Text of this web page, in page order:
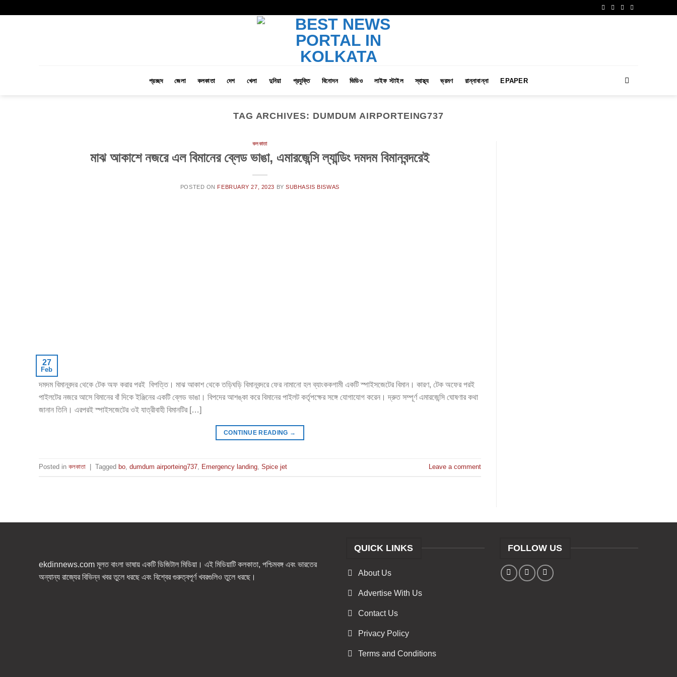
প্রচ্ছদ জেলা কলকাতা দেশ খেলা দুনিয়া প্রযুক্তি বিনোদন ভিডিও লাইফ স্টাইল স্বাস্থ্য ভ্রমণ রান্নাবান্না EPAPER
TAG ARCHIVES: DUMDUM AIRPORTEING737
কলকাতা
মাঝ আকাশে নজরে এল বিমানের ব্লেড ভাঙা, এমারজেন্সি ল্যান্ডিং দমদম বিমানবন্দরেই
POSTED ON FEBRUARY 27, 2023 BYSUBHASIS BISWAS
27
Feb
দমদম বিমানবন্দর থেকে টেক অফ করার পরই বিপত্তি। মাঝ আকাশ থেকে তড়িঘড়ি বিমানবন্দরে ফের নামানো হল ব্যাংককগামী একটি স্পাইসজেটের বিমান। কারণ, টেক অফের পরই
পাইলটের নজরে আসে বিমানের বাঁ দিকে ইঞ্জিনের একটি ব্লেড ভাঙা। বিপদের আশঙ্কা করে বিমানের পাইলট কর্তৃপক্ষের সঙ্গে যোগাযোগ করেন। দ্রুত সম্পূর্ণ এমারজেন্সি ঘোষণার কথা
জানান তিনি। এরপরই স্পাইসজেটের ওই যাত্রীবাহী বিমানটির […]
CONTINUE READING →
Posted in কলকাতা Tagged bo, dumdum airporteing737, Emergency landing, Spice jet Leave a comment
ekdinnews.com মূলত বাংলা ভাষায় একটি ডিজিটাল মিডিয়া। এই মিডিয়াটি কলকাতা, পশ্চিমবঙ্গ এবং ভারতের
অন্যান্য রাজ্যের বিভিন্ন খবর তুলে ধরছে এবং বিশ্বের গুরুত্বপূর্ণ খবরগুলিও তুলে ধরছে।
QUICK LINKS
About Us
Advertise With Us
Contact Us
Privacy Policy
Terms and Conditions
FOLLOW US